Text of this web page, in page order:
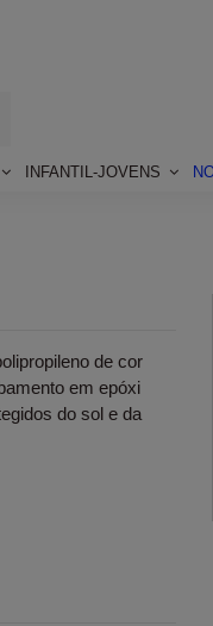
INFANTIL-JOVENS
de cor
em epóxi
do sol e da